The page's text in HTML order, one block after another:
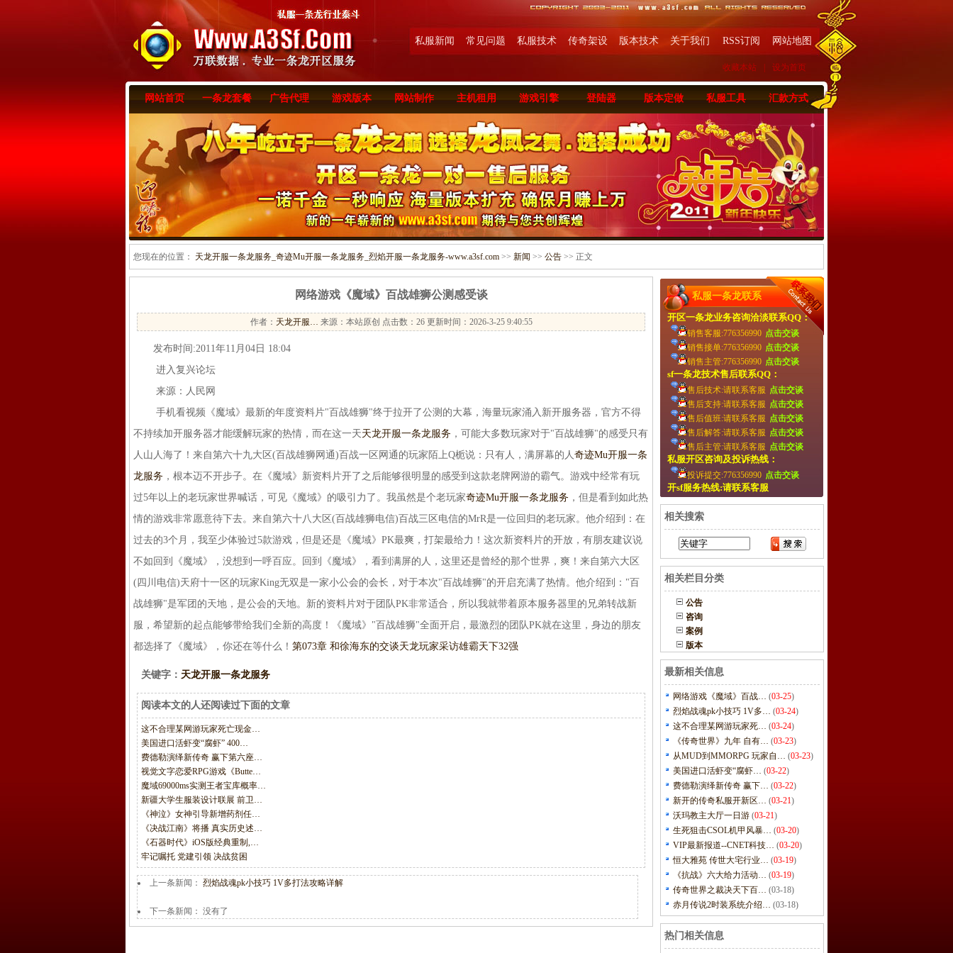
私服新闻 常见问题 私服技术 传奇架设 版本技术 关于我们 RSS订阅 网站地图
收藏本站 设为首页
网站首页 一条龙套餐 广告代理 游戏版本 网站制作 主机租用 游戏引擎 登陆器 版本定做 私服工具 汇款方式
您现在的位置： 天龙开服一条龙服务_奇迹Mu开服一条龙服务_烈焰开服一条龙服务-www.a3sf.com >> 新闻 >> 公告 >> 正文
网络游戏《魔域》百战雄狮公测感受谈
作者： 天龙开服… 来源：本站原创 点击数： 26 更新时间：2026-3-25 9:40:55
发布时间:2011年11月04日 18:04
进入复兴论坛
来源：人民网
手机看视频《魔域》最新的年度资料片"百战雄狮"终于拉开了公测的大幕，海量玩家涌入新开服务器，官方不得
不持续加开服务器才能缓解玩家的热情，而在这一天天龙开服一条龙服务 ，可能大多数玩家对于"百战雄狮"的感受只有
人山人海了！来自第六十九大区(百战雄狮网通)百战一区网通的玩家陌上Q栀说：只有人，满屏幕的人奇迹Mu开服一条
龙服务 ，根本迈不开步子。在《魔域》新资料片开了之后能够很明显的感受到这款老牌网游的霸气。游戏中经常有玩
过5年以上的老玩家世界喊话，可见《魔域》的吸引力了。我虽然是个老玩家奇迹Mu开服一条龙服务 ，但是看到如此热
情的游戏非常愿意待下去。来自第六十八大区(百战雄狮电信)百战三区电信的MrR是一位回归的老玩家。他介绍到：在
过去的3个月，我至少体验过5款游戏，但是还是《魔域》PK最爽，打架最给力！这次新资料片的开放，有朋友建议说
不如回到《魔域》，没想到一呼百应。回到《魔域》，看到满屏的人，这里还是曾经的那个世界，爽！来自第六大区
(四川电信)天府十一区的玩家King无双是一家小公会的会长，对于本次"百战雄狮"的开启充满了热情。他介绍到："百
战雄狮"是军团的天地，是公会的天地。新的资料片对于团队PK非常适合，所以我就带着原本服务器里的兄弟转战新
服，希望新的起点能够带给我们全新的高度！《魔域》"百战雄狮"全面开启，最激烈的团队PK就在这里，身边的朋友
都选择了《魔域》，你还在等什么！ 第073章 和徐海东的交谈天龙玩家采访雄霸天下32强
关键字： 天龙开服一条龙服务
阅读本文的人还阅读过下面的文章
这不合理某网游玩家死亡现金…
美国进口活虾变“腐虾” 400…
费德勒演绎新传奇 赢下第六座…
视觉文字恋爱RPG游戏《Butte…
魔域69000ms实测王者宝库概率…
新疆大学生服装设计联展 前卫…
《神泣》女神引导新增药剂任…
《决战江南》将播 真实历史述…
《石器时代》iOS版经典重制,…
牢记嘱托 党建引领 决战贫困
上一条新闻： 烈焰战魂pk小技巧 1V多打法攻略详解
下一条新闻： 没有了
私服一条龙联系
开区一条龙业务咨询洽淡联系QQ：
销售客服:776356990 点击交谈
销售接单:776356990 点击交谈
销售主管:776356990 点击交谈
sf一条龙技术售后联系QQ：
售后技术:请联系客服 点击交谈
售后支持:请联系客服 点击交谈
售后值班:请联系客服 点击交谈
售后解答:请联系客服 点击交谈
售后主管:请联系客服 点击交谈
私服开区咨询及投诉热线：
投诉提交:776356990 点击交谈
开sf服务热线:请联系客服
相关搜索
相关栏目分类
公告
咨询
案例
版本
最新相关信息
网络游戏《魔域》百战… (03-25)
烈焰战魂pk小技巧 1V多… (03-24)
这不合理某网游玩家死… (03-24)
《传奇世界》九年 自有… (03-23)
从MUD到MMORPG 玩家自… (03-23)
美国进口活虾变“腐虾… (03-22)
费德勒演绎新传奇 赢下… (03-22)
新开的传奇私服开新区… (03-21)
沃玛教主大厅一日游 (03-21)
生死狙击CSOL机甲风暴… (03-20)
VIP最新报道--CNET科技… (03-20)
恒大雅苑 传世大宅行业… (03-19)
《抗战》六大给力活动… (03-19)
传奇世界之裁决天下百… (03-18)
赤月传说2时装系统介绍… (03-18)
热门相关信息